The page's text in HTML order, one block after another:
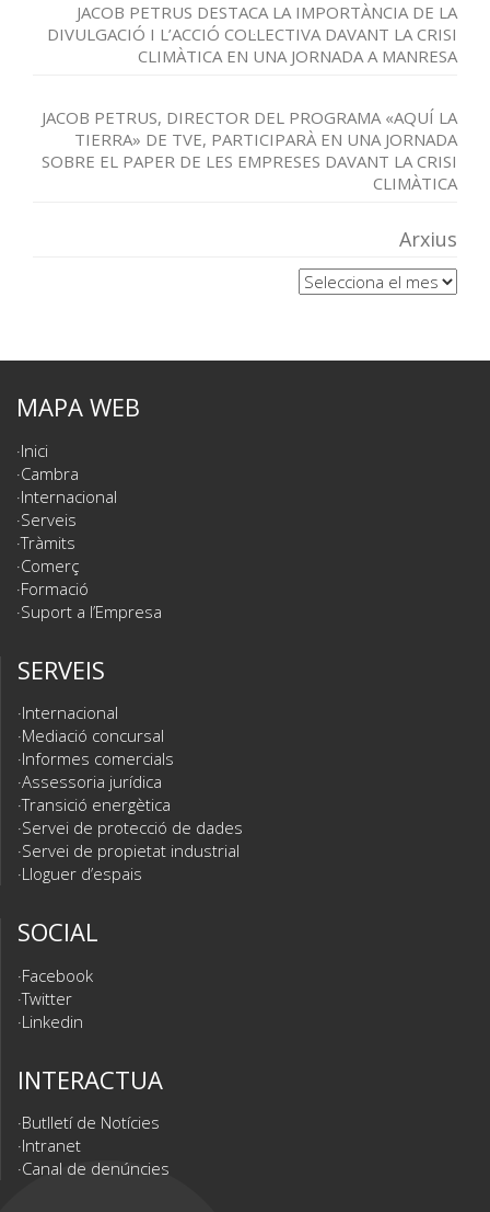
JACOB PETRUS DESTACA LA IMPORTÀNCIA DE LA
DIVULGACIÓ I L’ACCIÓ COL·LECTIVA DAVANT LA CRISI
CLIMÀTICA EN UNA JORNADA A MANRESA
JACOB PETRUS, DIRECTOR DEL PROGRAMA «AQUÍ LA
TIERRA» DE TVE, PARTICIPARÀ EN UNA JORNADA
SOBRE EL PAPER DE LES EMPRESES DAVANT LA CRISI
CLIMÀTICA
Arxius
Arxius
MAPA WEB
Inici
Cambra
Internacional
Serveis
Tràmits
Comerç
Formació
Suport a l’Empresa
SERVEIS
Internacional
Mediació concursal
Informes comercials
Assessoria jurídica
Transició energètica
Servei de protecció de dades
Servei de propietat industrial
Lloguer d’espais
SOCIAL
Facebook
Twitter
Linkedin
INTERACTUA
Butlletí de Notícies
Intranet
Canal de denúncies